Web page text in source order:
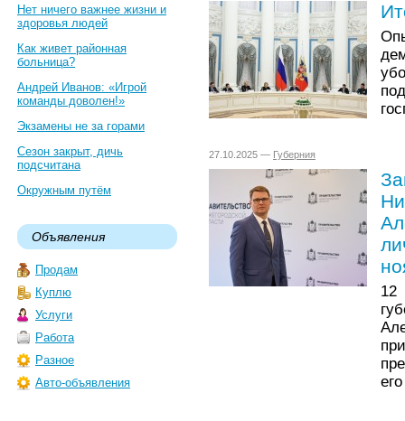
Нет ничего важнее жизни и
здоровья людей
Как живет районная
больница?
Андрей Иванов: «Игрой
команды доволен!»
Экзамены не за горами
Сезон закрыт, дичь
подсчитана
Окружным путём
Объявления
Продам
Куплю
Услуги
Работа
Разное
Авто-объявления
27.10.2025 — Губерния